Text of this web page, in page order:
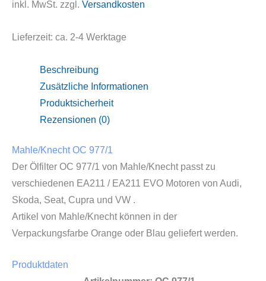
inkl. MwSt. zzgl. Versandkosten
Lieferzeit: ca. 2-4 Werktage
Beschreibung
Zusätzliche Informationen
Produktsicherheit
Rezensionen (0)
Mahle/Knecht OC 977/1
Der Ölfilter OC 977/1 von Mahle/Knecht passt zu
verschiedenen EA211 / EA211 EVO Motoren von Audi,
Skoda, Seat, Cupra und VW .
Artikel von Mahle/Knecht können in der
Verpackungsfarbe Orange oder Blau geliefert werden.
Produktdaten